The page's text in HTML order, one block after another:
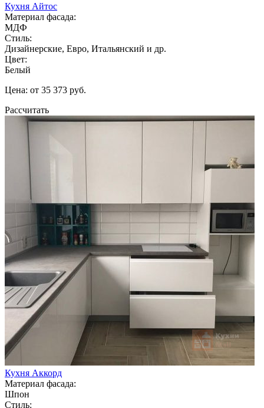
Кухня Айтос
Материал фасада:
МДФ
Стиль:
Дизайнерские, Евро, Итальянский и др.
Цвет:
Белый
Цена: от 35 373 руб.
Рассчитать
Кухня Аккорд
Материал фасада:
Шпон
Стиль: